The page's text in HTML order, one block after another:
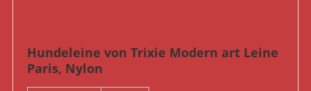
Hundeleine von Trixie Modern art Leine
Paris, Nylon